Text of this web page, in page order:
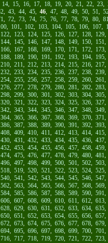
14, 15, 16, 17, 18, 19, 20, 21, 22, 23,
, 43, 44, 45, 46, 47, 48, 49, 50, 51,
, 72, 73, 74, 75, 76, 77, 78, 79, 80,
, 101, 102, 103, 104, 105, 106, 107,
122, 123, 124, 125, 126, 127, 128, 129
144, 145, 146, 147, 148, 149, 150, 151
166, 167, 168, 169, 170, 171, 172, 173
188, 189, 190, 191, 192, 193, 194, 195
210, 211, 212, 213, 214, 215, 216, 217
232, 233, 234, 235, 236, 237, 238, 239
254, 255, 256, 257, 258, 259, 260, 261
276, 277, 278, 279, 280, 281, 282, 283
298, 299, 300, 301, 302, 303, 304, 305
320, 321, 322, 323, 324, 325, 326, 327
342, 343, 344, 345, 346, 347, 348, 349
364, 365, 366, 367, 368, 369, 370, 371
386, 387, 388, 389, 390, 391, 392, 393
408, 409, 410, 411, 412, 413, 414, 415
430, 431, 432, 433, 434, 435, 436, 437
452, 453, 454, 455, 456, 457, 458, 459
474, 475, 476, 477, 478, 479, 480, 481
496, 497, 498, 499, 500, 501, 502, 503
518, 519, 520, 521, 522, 523, 524, 525
540, 541, 542, 543, 544, 545, 546, 547
562, 563, 564, 565, 566, 567, 568, 569
584, 585, 586, 587, 588, 589, 590, 591
606, 607, 608, 609, 610, 611, 612, 613
628, 629, 630, 631, 632, 633, 634, 635
650, 651, 652, 653, 654, 655, 656, 657
672, 673, 674, 675, 676, 677, 678, 679
694, 695, 696, 697, 698, 699, 700, 701
716, 717, 718, 719, 720, 721, 722, 723